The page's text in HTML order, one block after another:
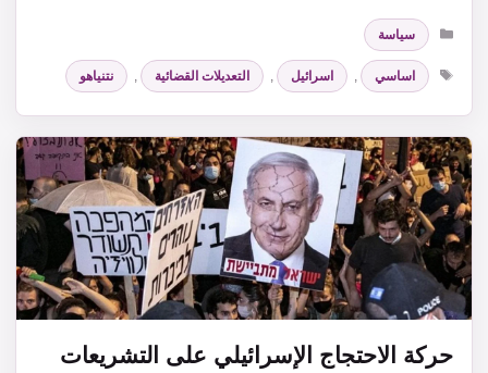
التصنيفات
سياسة
الوسوم
اساسي اسرائيل التعديلات القضائية نتنياهو
حركة الاحتجاج الإسرائيلي على التشريعات